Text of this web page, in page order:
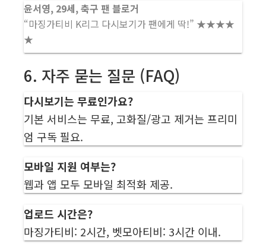
윤서영, 29세, 축구 팬 블로거
“마징가티비 K리그 다시보기가 팬에게 딱!” ★★★★
★
6. 자주 묻는 질문 (FAQ)
다시보기는 무료인가요?
기본 서비스는 무료, 고화질/광고 제거는 프리미
엄 구독 필요.
모바일 지원 여부는?
웹과 앱 모두 모바일 최적화 제공.
업로드 시간은?
마징가티비: 2시간, 벳모아티비: 3시간 이내.